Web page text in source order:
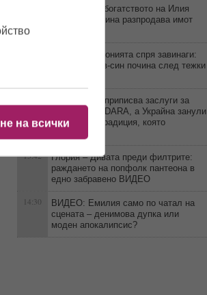
Стопи ли се богатството на Илия
Павлов? Дарина разпродава имот
Перото на иронията спря завинаги:
Любен Дилов-син почина след тежки
Киркоров си приписва заслуги за
победата на DARA, а Украйна занули
България - традиция, която
13:42
Глория – Дивата преди филтрите:
раждането на попфолк пантеона в
едно забравено ВИДЕО
14:30
ВИДЕО: Емилия само по чатал на
сцената – денимова дупка или
моден апокалипсис?
на всички